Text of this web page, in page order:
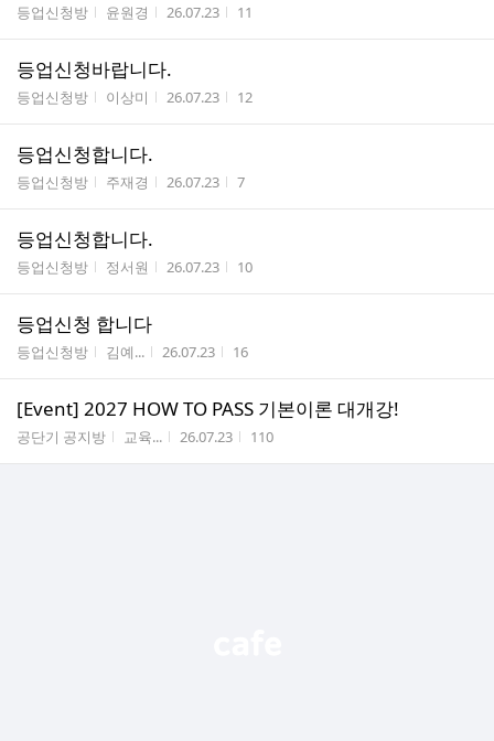
게시판명
등업신청방 작성자
윤원경 작성시간
26.07.23 조회수
11
등업신청바랍니다.
게시판명
등업신청방 작성자
이상미 작성시간
26.07.23 조회수
12
등업신청합니다.
게시판명
등업신청방 작성자
주재경 작성시간
26.07.23 조회수
7
등업신청합니다.
게시판명
등업신청방 작성자
정서원 작성시간
26.07.23 조회수
10
등업신청 합니다
게시판명
등업신청방 작성자
김예... 작성시간
26.07.23 조회수
16
[Event] 2027 HOW TO PASS 기본이론 대개강!
게시판명
공단기 공지방 작성자
교육... 작성시간
26.07.23 조회수
110